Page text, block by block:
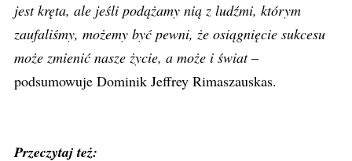
jest kręta, ale jeśli podążamy nią z ludźmi, którym
zaufaliśmy, możemy być pewni, że osiągnięcie sukcesu
może zmienić nasze życie, a może i świat–
podsumowuje Dominik Jeffrey Rimaszauskas.
Przeczytaj też: